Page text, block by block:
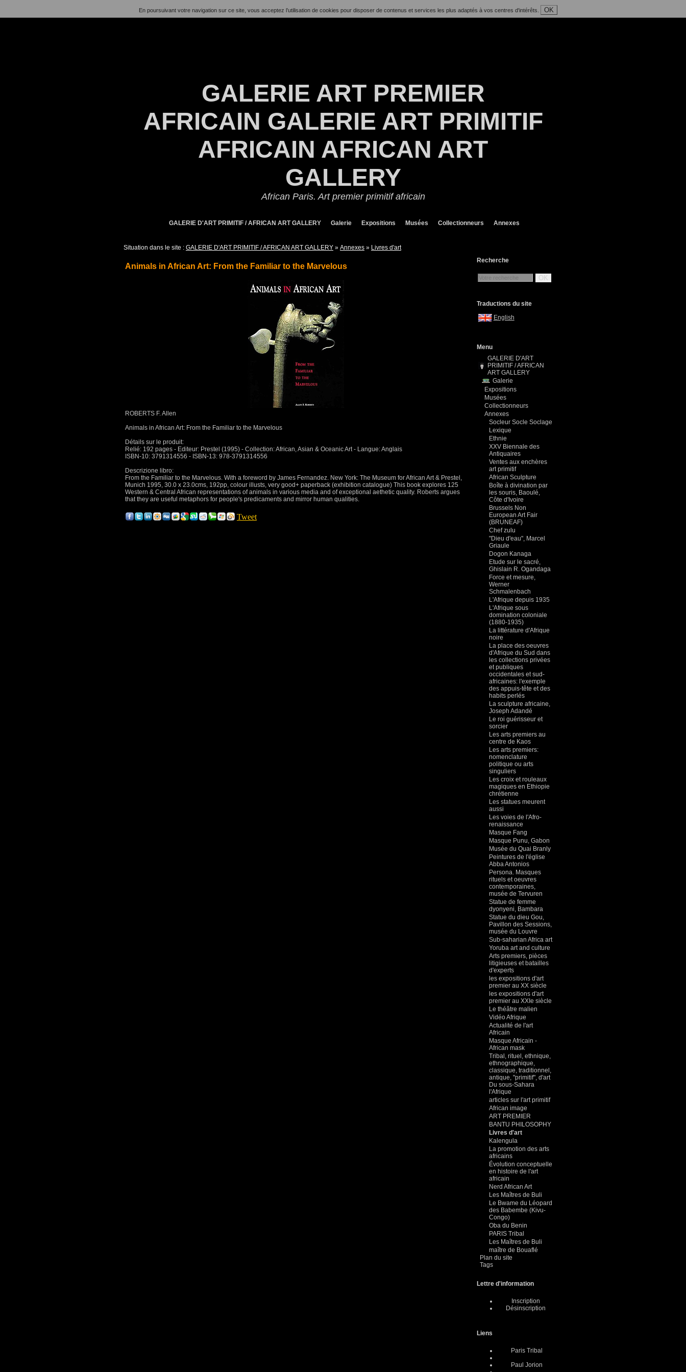
En poursuivant votre navigation sur ce site, vous acceptez l’utilisation de cookies pour disposer de contenus et services les plus adaptés à vos centres d'intérêts. OK
GALERIE ART PREMIER
AFRICAIN GALERIE ART PRIMITIF
AFRICAIN AFRICAN ART
GALLERY
African Paris. Art premier primitif africain
GALERIE D'ART PRIMITIF / AFRICAN ART GALLERY Galerie Expositions Musées Collectionneurs Annexes
Situation dans le site : GALERIE D'ART PRIMITIF / AFRICAN ART GALLERY » Annexes » Livres d'art
Animals in African Art: From the Familiar to the Marvelous
ROBERTS F. Allen
Animals in African Art: From the Familiar to the Marvelous
Détails sur le produit:
Relié: 192 pages - Editeur: Prestel (1995) - Collection: African, Asian & Oceanic Art - Langue: Anglais
ISBN-10: 3791314556 - ISBN-13: 978-3791314556
Descrizione libro:
From the Familiar to the Marvelous. With a foreword by James Fernandez. New York: The Museum for African Art & Prestel,
Munich 1995, 30.0 x 23.0cms, 192pp, colour illusts, very good+ paperback (exhibition catalogue) This book explores 125
Western & Central African representations of animals in various media and of exceptional aethetic quality. Roberts argues
that they are useful metaphors for people's predicaments and mirror human qualities.
Tweet
Recherche
OK
Traductions du site
English
Menu
GALERIE D'ART
PRIMITIF / AFRICAN
ART GALLERY
Galerie
Expositions
Musées
Collectionneurs
Annexes
Socleur Socle Soclage
Lexique
Ethnie
XXV Biennale des
Antiquaires
Ventes aux enchères
art primitif
African Sculpture
Boîte à divination par
les souris, Baoulé,
Côte d'Ivoire
Brussels Non
European Art Fair
(BRUNEAF)
Chef zulu
"Dieu d'eau", Marcel
Griaule
Dogon Kanaga
Etude sur le sacré,
Ghislain R. Ogandaga
Force et mesure,
Werner
Schmalenbach
L'Afrique depuis 1935
L'Afrique sous
domination coloniale
(1880-1935)
La littérature d'Afrique
noire
La place des oeuvres
d'Afrique du Sud dans
les collections privées
et publiques
occidentales et sud-
africaines: l'exemple
des appuis-tête et des
habits perlés
La sculpture africaine,
Joseph Adandé
Le roi guérisseur et
sorcier
Les arts premiers au
centre de Kaos
Les arts premiers:
nomenclature
politique ou arts
singuliers
Les croix et rouleaux
magiques en Ethiopie
chrétienne
Les statues meurent
aussi
Les voies de l'Afro-
renaissance
Masque Fang
Masque Punu, Gabon
Musée du Quai Branly
Peintures de l'église
Abba Antonios
Persona. Masques
rituels et oeuvres
contemporaines,
musée de Tervuren
Statue de femme
dyonyeni, Bambara
Statue du dieu Gou,
Pavillon des Sessions,
musée du Louvre
Sub-saharian Africa art
Yoruba art and culture
Arts premiers, pièces
litigieuses et batailles
d'experts
les expositions d'art
premier au XX siècle
les expositions d'art
premier au XXIe siècle
Le théâtre malien
Vidéo Afrique
Actualité de l'art
Africain
Masque Africain -
African mask
Tribal, rituel, ethnique,
ethnographique,
classique, traditionnel,
antique, "primitif", d'art
Du sous-Sahara
l'Afrique
articles sur l'art primitif
African image
ART PREMIER
BANTU PHILOSOPHY
Livres d'art
Kalengula
La promotion des arts
africains
Évolution conceptuelle
en histoire de l'art
africain
Nerd African Art
Les Maîtres de Buli
Le Bwame du Léopard
des Babembe (Kivu-
Congo)
Oba du Benin
PARIS Tribal
Les Maîtres de Buli
maître de Bouaflé
Plan du site
Tags
Lettre d'information
Inscription
Désinscription
Liens
Paris Tribal
Paul Jorion